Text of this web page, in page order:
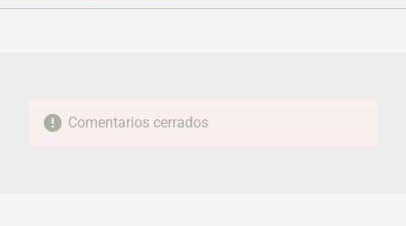
FACEBOOKTWITTERFLIPBOARD
E-
WHATSAPP
Comentarios cerrados